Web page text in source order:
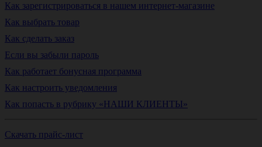
Как зарегистрироваться в нашем интернет-магазине
Как выбрать товар
Как сделать заказ
Если вы забыли пароль
Как работает бонусная программа
Как настроить уведомления
Как попасть в рубрику «НАШИ КЛИЕНТЫ»
Скачать прайс-лист